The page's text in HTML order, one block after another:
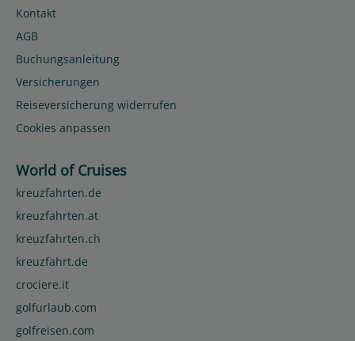
Kontakt
AGB
Buchungsanleitung
Versicherungen
Reiseversicherung widerrufen
Cookies anpassen
World of Cruises
kreuzfahrten.de
kreuzfahrten.at
kreuzfahrten.ch
kreuzfahrt.de
crociere.it
golfurlaub.com
golfreisen.com